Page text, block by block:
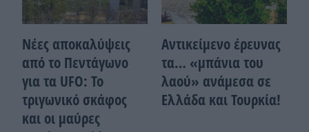
Νέες αποκαλύψεις
από το Πεντάγωνο
για τα UFO: Το
τριγωνικό σκάφος
και οι μαύρες
Αντικείμενο έρευνας
τα… «μπάνια του
λαού» ανάμεσα σε
Ελλάδα και Τουρκία!